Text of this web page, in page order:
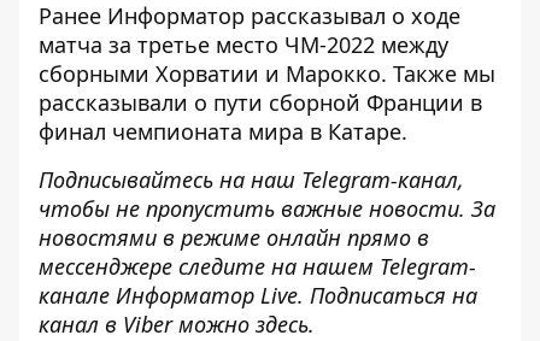
Ранее Информатор рассказывал о ходе
матча за третье место ЧМ-2022 между
сборными Хорватии и Марокко. Также мы
рассказывали о пути сборной Франции в
финал чемпионата мира в Катаре.
Подписывайтесь на наш Telegram-канал,
чтобы не пропустить важные новости. За
новостями в режиме онлайн прямо в
мессенджере следите на нашем Telegram-
канале Информатор Live. Подписаться на
канал в Viber можно здесь.